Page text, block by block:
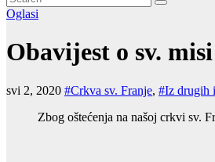
Oglasi
Obavijest o sv. misi
svi 2, 2020 #Crkva sv. Franje, #Iz drugih
Zbog oštećenja na našoj crkvi sv.